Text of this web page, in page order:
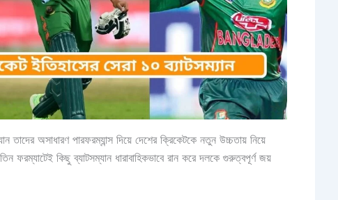
তাদের অসাধারণ পারফরম্যান্স দিয়ে দেশের ক্রিকেটকে নতুন উচ্চতায় নিয়ে
ফরম্যাটেই কিছু ব্যাটসম্যান ধারাবাহিকভাবে রান করে দলকে গুরুত্বপূর্ণ জয়